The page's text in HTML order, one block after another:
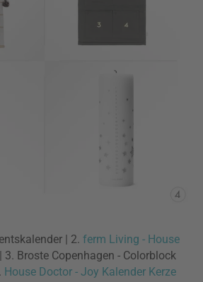
| 2. ferm Living - House
Broste Copenhagen - Colorblock
House Doctor - Joy Kalender Kerze